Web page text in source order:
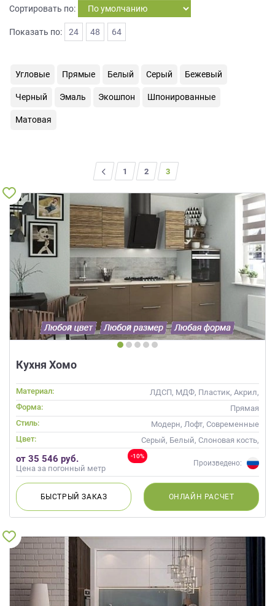
Сортировать по:
Показать по: 24 48 64
Угловые Прямые Белый Серый Бежевый
Черный Эмаль Экошпон Шпонированные
Матовая
1 2 3
Кухня Хомо
Материал:
ЛДСП, МДФ, Пластик, Акрил,
Alvic / УФ лак, Глянцевые
Форма:
Прямая
Стиль:
Модерн, Лофт, Современные
Цвет:
Серый, Белый, Слоновая кость,
Кремовый
-10%
от 35 546 руб.
Цена за погонный метр
Произведено:
БЫСТРЫЙЗАКАЗ ОНЛАЙН РАСЧЕТ
на
персональных
также
персональных
порядке
условиях
Политики
обработки
персональных
данных.